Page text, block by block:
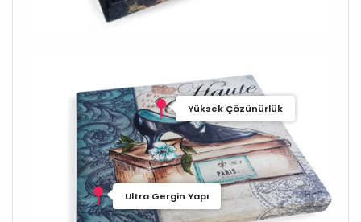
Yüksek Çözünürlük
Ultra Gergin Yapı